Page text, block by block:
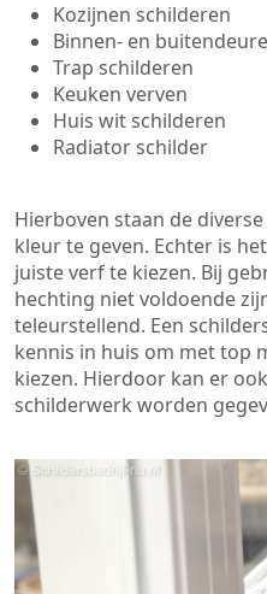
Kozijnen schilderen
Binnen- en
Trap schilderen
Keuken verven
Huis wit schilderen
Radiator schilder
Hierboven staan de
kleur te geven. Echter is
juiste verf te kiezen. Bij
hechting niet voldoende
teleurstellend. Een
kennis in huis om met top
kiezen. Hierdoor kan er
schilderwerk worden